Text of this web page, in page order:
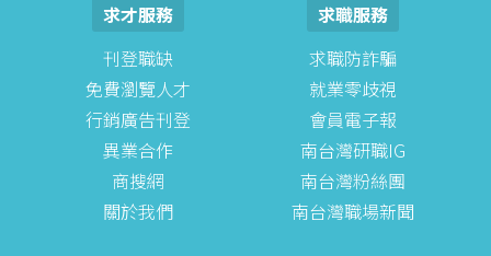
求才服務
刊登職缺
免費瀏覽人才
行銷廣告刊登
異業合作
商搜網
關於我們
求職服務
求職防詐騙
就業零歧視
會員電子報
南台灣研職IG
南台灣粉絲團
南台灣職場新聞